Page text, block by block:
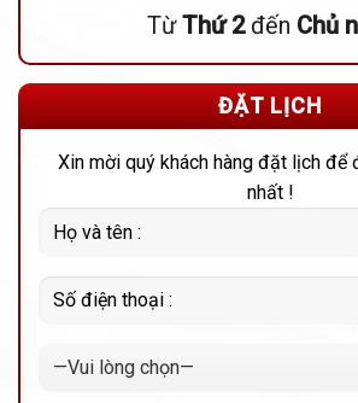
TừThứ 2đến Chủ
ĐẶT LỊCH
Xin mời quý khách hàng đặt lịch
nhất !